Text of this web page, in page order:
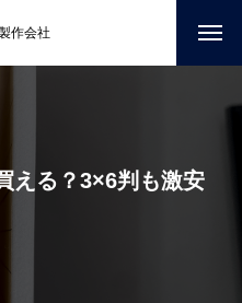
作会社
える？3×6判も激安